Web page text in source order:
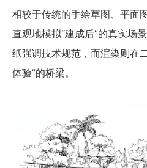
相较于传统的手绘草图、平面
直观地模拟“建成后”的真实场
纸强调技术规范，而渲染则在
体验”的桥梁。